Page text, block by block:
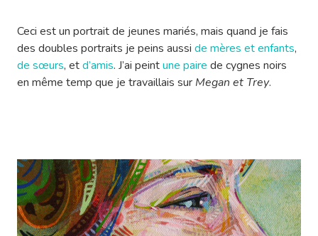
Ceci est un portrait de jeunes mariés, mais quand je fais
des doubles portraits je peins aussi de mères et enfants,
de sœurs, etd’amis. J’ai peintune paire de cygnes noirs
en même temp que je travaillais sur Megan et Trey.